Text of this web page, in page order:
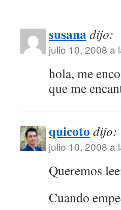
susanadijo:
julio 10, 2008 a
hola, me
que me
quicoto dijo:
julio 10, 2008 a
Queremos
Cuando